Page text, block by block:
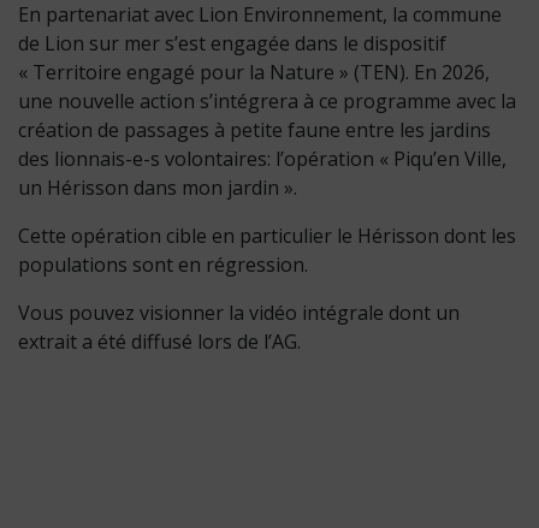
En partenariat avec Lion Environnement, la commune
de Lion sur mer s’est engagée dans le dispositif
« Territoire engagé pour la Nature » (TEN). En 2026,
une nouvelle action s’intégrera à ce programme avec la
création de passages à petite faune entre les jardins
des lionnais-e-s volontaires: l’opération « Piqu’en Ville,
un Hérisson dans mon jardin ».
Cette opération cible en particulier le Hérisson dont les
populations sont en régression.
Vous pouvez visionner la vidéo intégrale dont un
extrait a été diffusé lors de l’AG.